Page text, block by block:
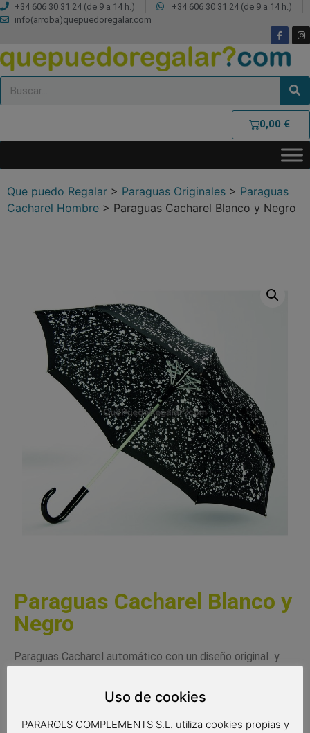
+34 606 30 31 24 (de 9 a 14 h.)
+34 606 30 31 24 (de 9 a 14 h.)
info(arroba)quepuedoregalar.com
0,00 €
Que puedo Regalar > Paraguas Originales > Paraguas
Cacharel Hombre > Paraguas Cacharel Blanco y Negro
Paraguas Cacharel Blanco y
Negro
Paraguas Cacharel automático con un diseño original y
elegante y de calidad, perfecto para regalar a alguien
Uso de cookies
PARAROLS COMPLEMENTS S.L. utiliza cookies propias y